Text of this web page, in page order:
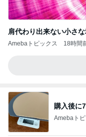
肩代わり出来ない小さ
Amebaトピックス 18時間
購入後に
Amebaト